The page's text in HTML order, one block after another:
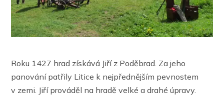
Roku 1427 hrad získává Jiří z Poděbrad. Za jeho
panování patřily Litice k nejpřednějším pevnostem
v zemi. Jiří prováděl na hradě velké a drahé úpravy.